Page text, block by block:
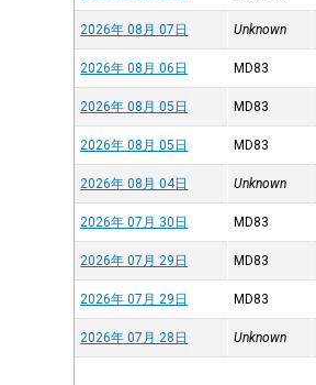
2026年 08月 07日 Unknown
2026年 08月 06日 MD83
2026年 08月 05日 MD83
2026年 08月 05日 MD83
2026年 08月 04日 Unknown
2026年 07月 30日 MD83
2026年 07月 29日 MD83
2026年 07月 29日 MD83
2026年 07月 28日 Unknown